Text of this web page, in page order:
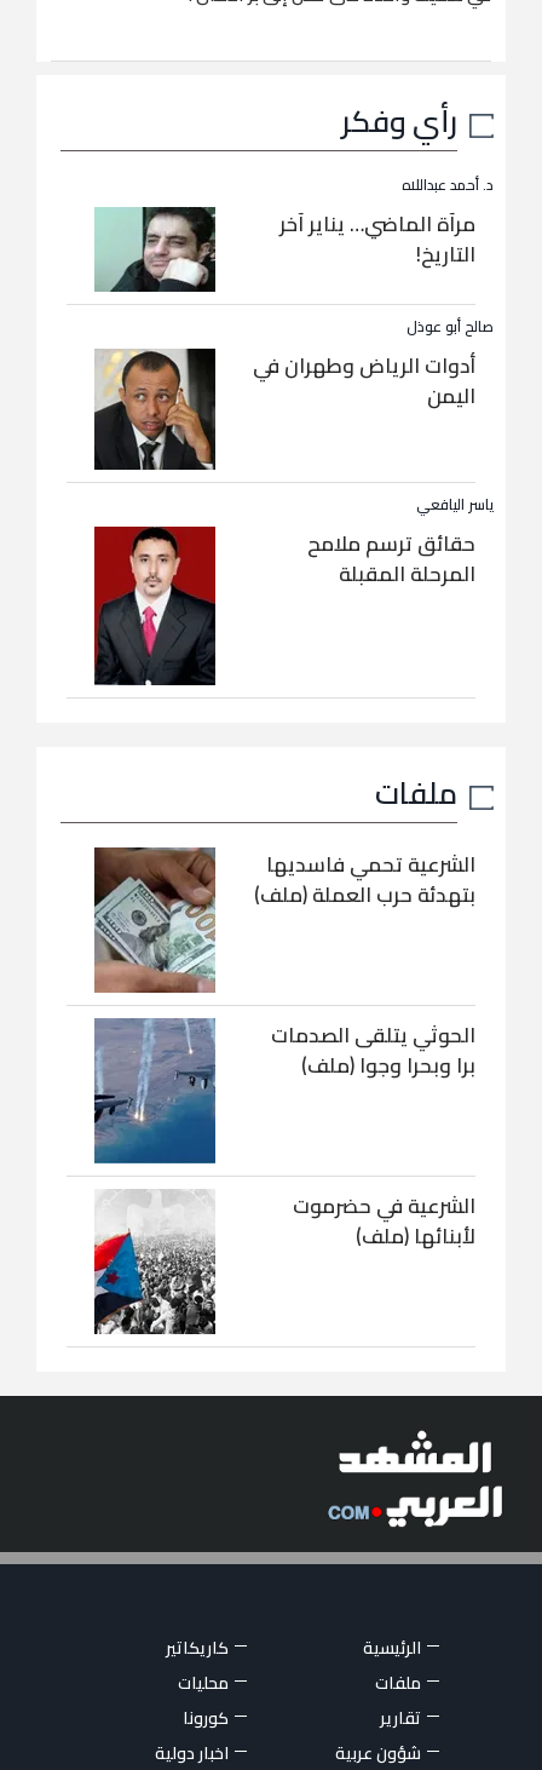
رأي وفكر
د. أحمد عبداللاه
مرآة الماضي… يناير آخر
التاريخ!
صالح أبو عوذل
أدوات الرياض وطهران في
اليمن
ياسر اليافعي
حقائق ترسم ملامح
المرحلة المقبلة
ملفات
الشرعية تحمي فاسديها
بتهدئة حرب العملة (ملف)
الحوثي يتلقى الصدمات
برا وبحرا وجوا (ملف)
الشرعية في حضرموت
لأبنائها (ملف)
الرئيسية
كاريكاتير
ملفات
محليات
تقارير
كورونا
شؤون عربية
اخبار دولية